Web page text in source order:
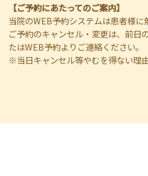
【ご予約にあたってのご案内】
当院のWEB予約システムは患者様に
ご予約のキャンセル・変更は、前日
たはWEB予約よりご連絡ください。
※当日キャンセル等やむを得ない理